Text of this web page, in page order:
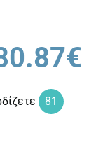
81